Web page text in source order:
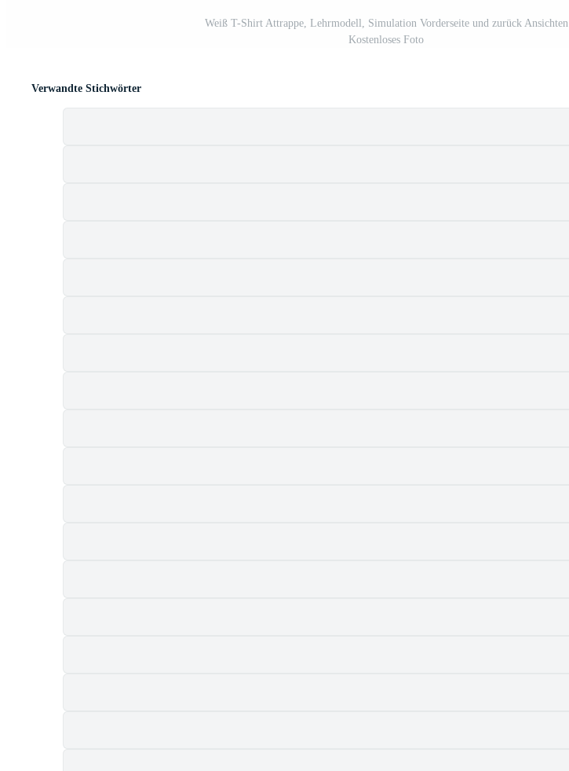
Weiß T-Shirt Attrappe, Lehrmodell, Simulation Vorderseite und zurück Ansichten
Kostenloses Foto
Verwandte Stichwörter